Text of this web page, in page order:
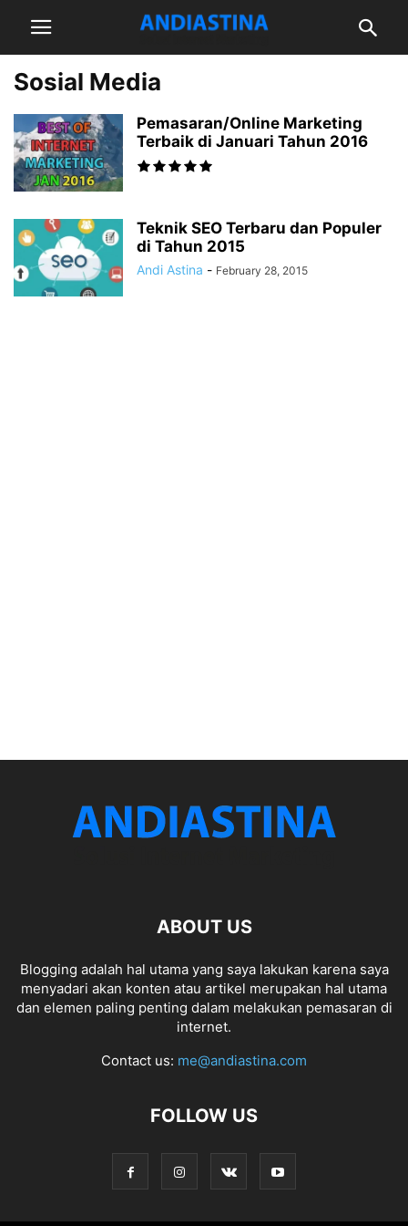
Sosial Media
Pemasaran/Online Marketing
Terbaik di Januari Tahun 2016
Teknik SEO Terbaru dan Populer
di Tahun 2015
Andi Astina - February 28, 2015
ABOUT US
Blogging adalah hal utama yang saya lakukan karena saya
menyadari akan konten atau artikel merupakan hal utama
dan elemen paling penting dalam melakukan pemasaran di
internet.
Contact us: me@andiastina.com
FOLLOW US